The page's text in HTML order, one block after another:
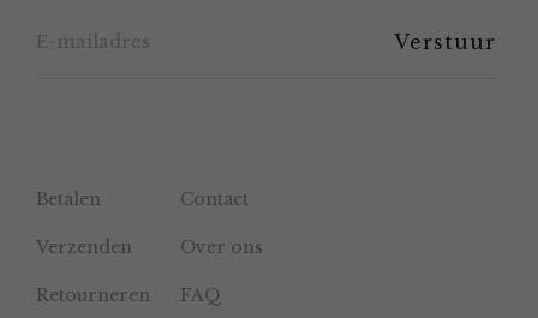
Betalen Contact
Verzenden Over ons
Retourneren FAQ